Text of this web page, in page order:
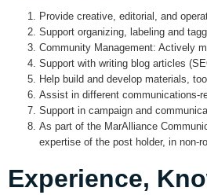
Provide creative, editorial, and
Support organizing, labeling and
Community Management: Actively
Support with writing blog articles
Help build and develop materials,
Assist in different communications-
Support in campaign and
As part of the MarAlliance
expertise of the post holder, in non-
Experience,